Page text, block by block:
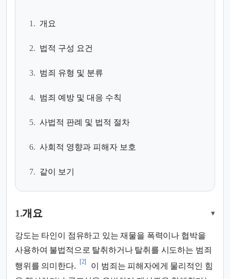
1. 개요
2. 법적 구성 요건
3. 범죄 유형 및 분류
4. 범죄 예방 및 대응 수칙
5. 사법적 판례 및 법적 절차
6. 사회적 영향과 피해자 보호
7. 같이 보기
1.개요 ▾
강도는 타인이 점유하고 있는 재물을 폭력이나 협박을
사용하여 불법적으로 탈취하거나 탈취를 시도하는 범죄
행위를 의미한다.
[2]
이 범죄는 피해자에게 물리적인 힘